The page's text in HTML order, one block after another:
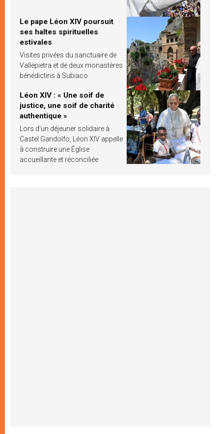
Le pape Léon XIV poursuit
ses haltes spirituelles
estivales
Visites privées du sanctuaire de
Vallepietra et de deux monastères
bénédictins à Subiaco
Léon XIV : « Une soif de
justice, une soif de charité
authentique »
Lors d’un déjeuner solidaire à
Castel Gandolfo, Léon XIV appelle
à construire une Église
accueillante et réconciliée